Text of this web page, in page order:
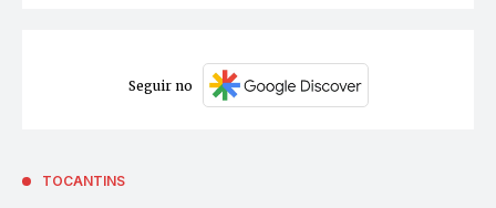
Seguir no
TOCANTINS